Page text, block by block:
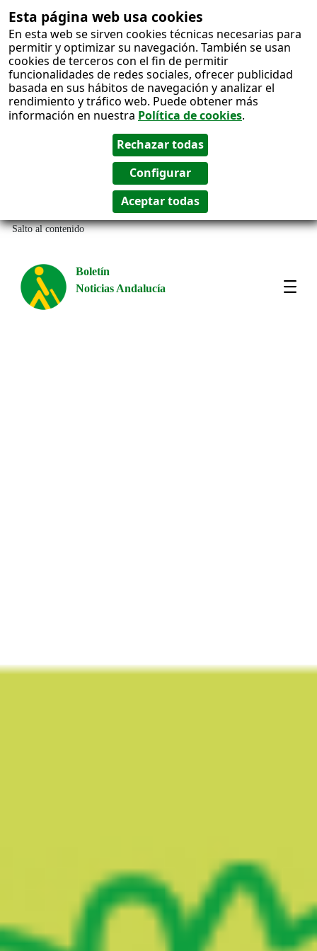
Esta página web usa cookies
En esta web se sirven cookies técnicas necesarias para
permitir y optimizar su navegación. También se usan
cookies de terceros con el fin de permitir
funcionalidades de redes sociales, ofrecer publicidad
basada en sus hábitos de navegación y analizar el
rendimiento y tráfico web. Puede obtener más
información en nuestra Política de cookies.
Salto al contenido
Boletín
Noticias Andalucía